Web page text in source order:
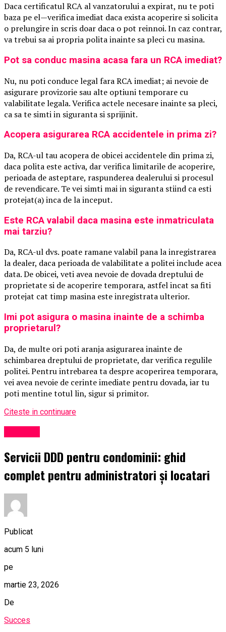
Daca certificatul RCA al vanzatorului a expirat, nu te poti
baza pe el—verifica imediat daca exista acoperire si solicita
o prelungire in scris doar daca o pot reinnoi. In caz contrar,
va trebui sa ai propria polita inainte sa pleci cu masina.
Pot sa conduc masina acasa fara un RCA imediat?
Nu, nu poti conduce legal fara RCA imediat; ai nevoie de
asigurare provizorie sau alte optiuni temporare cu
valabilitate legala. Verifica actele necesare inainte sa pleci,
ca sa te simti in siguranta si sprijinit.
Acopera asigurarea RCA accidentele in prima zi?
Da, RCA-ul tau acopera de obicei accidentele din prima zi,
daca polita este activa, dar verifica limitarile de acoperire,
perioada de asteptare, raspunderea dealerului si procesul
de revendicare. Te vei simti mai in siguranta stiind ca esti
protejat(a) inca de la inceput.
Este RCA valabil daca masina este inmatriculata
mai tarziu?
Da, RCA-ul dvs. poate ramane valabil pana la inregistrarea
la dealer, daca perioada de valabilitate a politei include acea
data. De obicei, veti avea nevoie de dovada dreptului de
proprietate si de acoperire temporara, astfel incat sa fiti
protejat cat timp masina este inregistrata ulterior.
Imi pot asigura o masina inainte de a schimba
proprietarul?
Da, de multe ori poti aranja asigurarea inainte de
schimbarea dreptului de proprietate, dar verifica regulile
politei. Pentru intrebarea ta despre acoperirea temporara,
vei avea nevoie de cerinte imediate pentru dovada, iar tu
poti mentine totul lin, sigur si primitor.
Citeste in continuare
Servicii DDD pentru condominii: ghid
complet pentru administratori și locatari
Publicat
acum 5 luni
pe
martie 23, 2026
De
Succes